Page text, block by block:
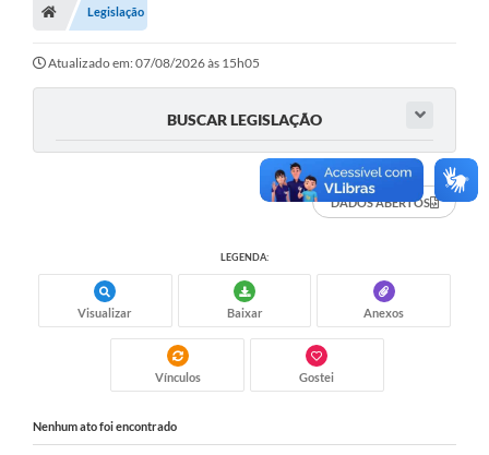
Secretarias
A Cidade
Transparência
EMPREGA
Multimídia
Lei Geral de Proteção de dados - LGPD
Legislação
Atualizado em: 07/08/2026 às 15h05
BUSCAR LEGISLAÇÃO
DADOS ABERTOS
LEGENDA:
Visualizar Baixar Anexos
Vínculos Gostei
Nenhum ato foi encontrado